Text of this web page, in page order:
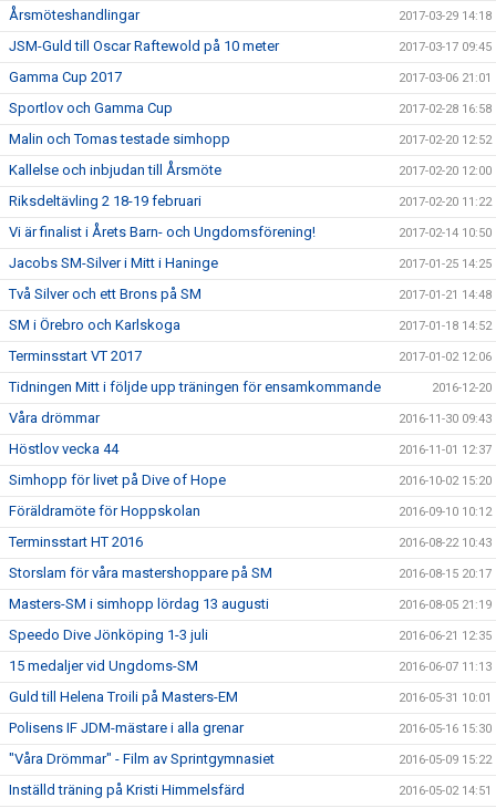
Årsmöteshandlingar 2017-03-29 14:18
JSM-Guld till Oscar Raftewold på 10 meter 2017-03-17 09:45
Gamma Cup 2017 2017-03-06 21:01
Sportlov och Gamma Cup 2017-02-28 16:58
Malin och Tomas testade simhopp 2017-02-20 12:52
Kallelse och inbjudan till Årsmöte 2017-02-20 12:00
Riksdeltävling 2 18-19 februari 2017-02-20 11:22
Vi är finalist i Årets Barn- och Ungdomsförening! 2017-02-14 10:50
Jacobs SM-Silver i Mitt i Haninge 2017-01-25 14:25
Två Silver och ett Brons på SM 2017-01-21 14:48
SM i Örebro och Karlskoga 2017-01-18 14:52
Terminsstart VT 2017 2017-01-02 12:06
Tidningen Mitt i följde upp träningen för ensamkommande 2016-12-20
Våra drömmar 2016-11-30 09:43
Höstlov vecka 44 2016-11-01 12:37
Simhopp för livet på Dive of Hope 2016-10-02 15:20
Föräldramöte för Hoppskolan 2016-09-10 10:12
Terminsstart HT 2016 2016-08-22 10:43
Storslam för våra mastershoppare på SM 2016-08-15 20:17
Masters-SM i simhopp lördag 13 augusti 2016-08-05 21:19
Speedo Dive Jönköping 1-3 juli 2016-06-21 12:35
15 medaljer vid Ungdoms-SM 2016-06-07 11:13
Guld till Helena Troili på Masters-EM 2016-05-31 10:01
Polisens IF JDM-mästare i alla grenar 2016-05-16 15:30
"Våra Drömmar" - Film av Sprintgymnasiet 2016-05-09 15:22
Inställd träning på Kristi Himmelsfärd 2016-05-02 14:51